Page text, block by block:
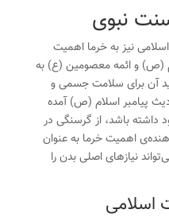
نبوی
نیز بهخرما اهمیت
(ص) و ائمه معصومین (ع) به
آن برای سلامت جسمی و
پیامبر اسلام (ص) آمده
داشته باشد، از گرسنگی در
اهمیت خرما به عنوان
نیازهای اصلی بدن را
اسلامی